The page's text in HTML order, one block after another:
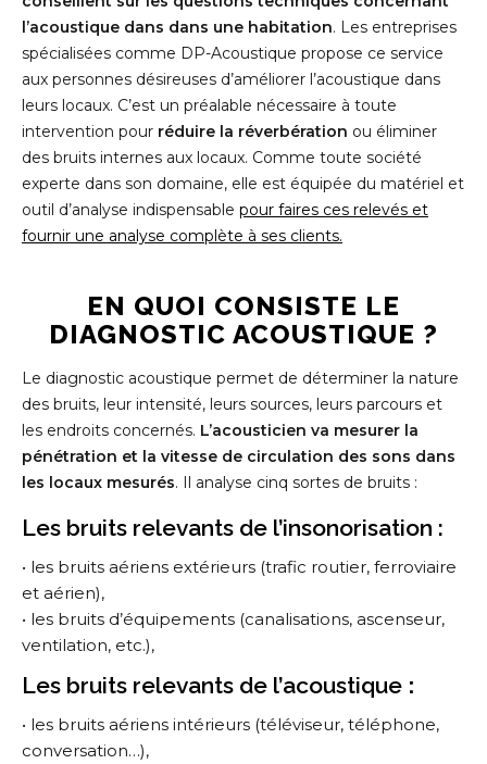
l’acoustique dans dans une habitation. Les entreprises
spécialisées comme DP-Acoustique propose ce service
aux personnes désireuses d’améliorer l’acoustique dans
leurs locaux. C’est un préalable nécessaire à toute
intervention pour réduire la réverbération ou éliminer
des bruits internes aux locaux. Comme toute société
experte dans son domaine, elle est équipée du matériel et
outil d’analyse indispensable pour faires ces relevés et
fournir une analyse complète à ses clients.
EN QUOI CONSISTE LE
DIAGNOSTIC ACOUSTIQUE ?
Le diagnostic acoustique permet de déterminer la nature
des bruits, leur intensité, leurs sources, leurs parcours et
les endroits concernés. L’acousticien va mesurer la
pénétration et la vitesse de circulation des sons dans
les locaux mesurés. Il analyse cinq sortes de bruits :
Les bruits relevants de l’insonorisation :
• les bruits aériens extérieurs (trafic routier, ferroviaire
et aérien),
• les bruits d’équipements (canalisations, ascenseur,
ventilation, etc.),
Les bruits relevants de l’acoustique :
• les bruits aériens intérieurs (téléviseur, téléphone,
conversation…),